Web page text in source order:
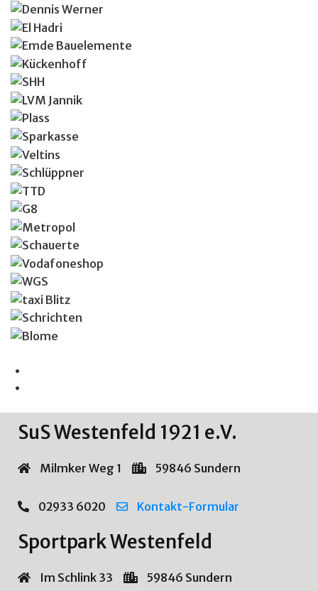
SuS Westenfeld 1921 e.V.
Milmker Weg 1 59846 Sundern
02933 6020 Kontakt-Formular
Sportpark Westenfeld
Im Schlink 33 59846 Sundern